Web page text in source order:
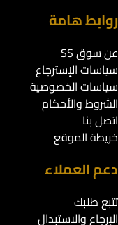
روابط هامة
عن سوق SS
سياسات الإسترجاع
سياسات الخصوصية
الشروط والأحكام
اتصل بنا
خريطة الموقع
دعم العملاء
تتبع طلبك
الإرجاع والاستبدال